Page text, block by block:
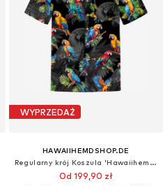
WYPRZEDAŻ
HAWAIIHEMDSHOP.DE
Regularny krój Koszula 'Hawaiihemd Hawaiian Parrots'
Od 199,90 zł